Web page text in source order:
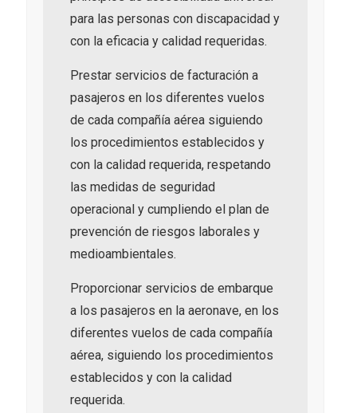
para las personas con discapacidad y
con la eficacia y calidad requeridas.
Prestar servicios de facturación a
pasajeros en los diferentes vuelos
de cada compañía aérea siguiendo
los procedimientos establecidos y
con la calidad requerida, respetando
las medidas de seguridad
operacional y cumpliendo el plan de
prevención de riesgos laborales y
medioambientales.
Proporcionar servicios de embarque
a los pasajeros en la aeronave, en los
diferentes vuelos de cada compañía
aérea, siguiendo los procedimientos
establecidos y con la calidad
requerida.